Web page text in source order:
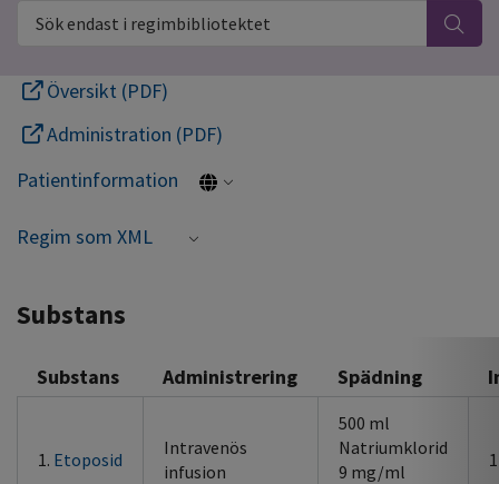
Sök endast i regimbibliotektet
Översikt (PDF)
Administration (PDF)
Patientinformation
Regim som XML
Substans
Substans Administrering Spädning
1. Etoposid
Intravenös
infusion
500 ml
Natriumklorid
9 mg/ml